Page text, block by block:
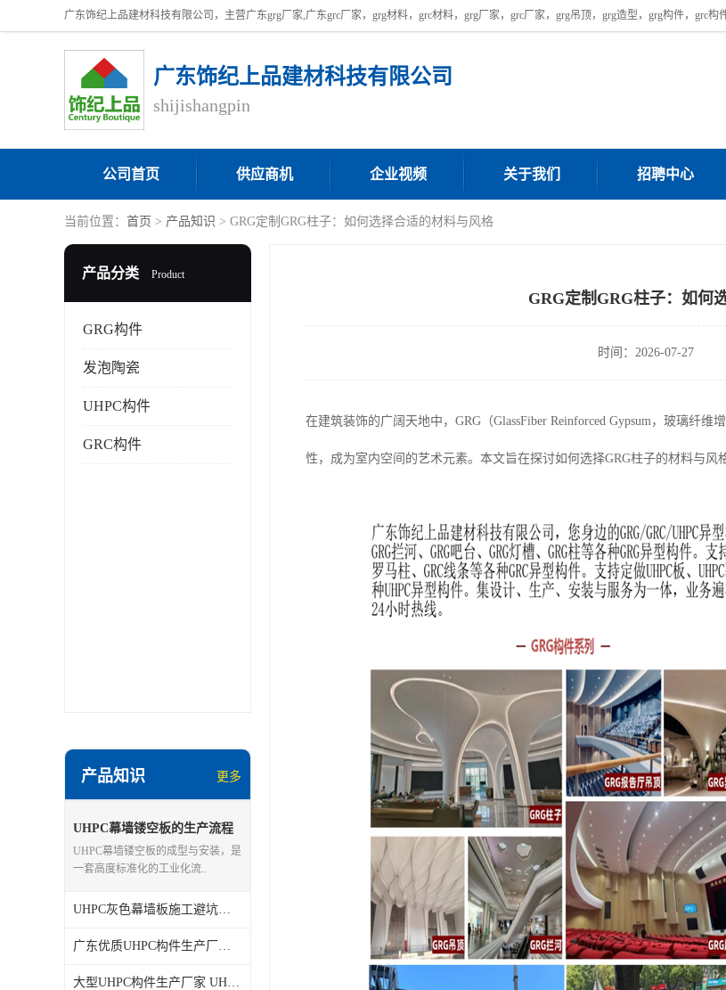
广东饰纪上品建材科技有限公司
shijishangpin
公司首页 供应商机 企业视频 关于我们 招聘中心
当前位置： 首页 > 产品知识 > GRG定制GRG柱子：如何选择合适的材料与风格
产品分类 Product
GRG构件
发泡陶瓷
UHPC构件
GRC构件
产品知识 更多
UHPC幕墙镂空板的生产流程
和施工步骤有哪些？
UHPC幕墙镂空板的成型与安装，是
一套高度标准化的工业化流..
UHPC灰色幕墙板施工避坑：5个细节直接决定20年不开裂不脱落
广东优质UHPC构件生产厂家UHPC伞棚造型创新点
大型UHPC构件生产厂家 UHPC水磨石构件耐久性
GRG定制GRG柱子：如何
时间：2026-07-27
在建筑装饰的广阔天地中，GRG（GlassFiber Reinforced Gypsum，玻璃纤
性，成为室内空间的艺术元素。本文旨在探讨如何选择GRG柱子的材料与风